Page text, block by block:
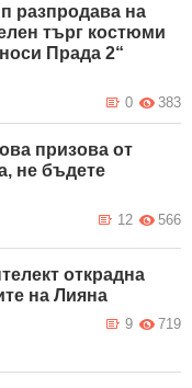
разпродава на
търг костюми
Прада 2“
383
0
призова от
не бъдете
566
12
открадна
на Лияна
719
9